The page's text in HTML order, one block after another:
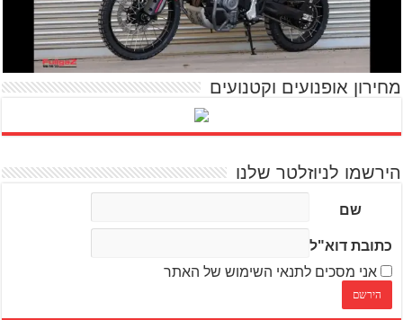
מחירון אופנועים וקטנועים
הירשמו לניוזלטר שלנו
שם
כתובת דוא"ל
אני מסכים לתנאי השימוש של האתר